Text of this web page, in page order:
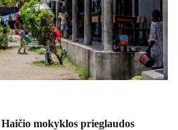
mokyklos prieglaudos